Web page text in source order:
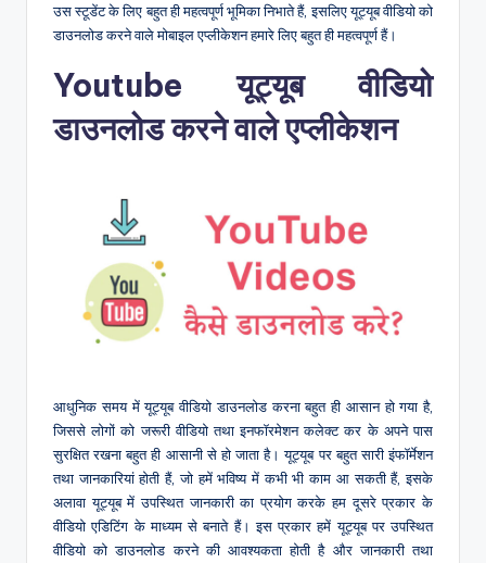
उस स्टूडेंट के लिए बहुत ही महत्वपूर्ण भूमिका निभाते हैं, इसलिए यूट्यूब वीडियो को
डाउनलोड करने वाले मोबाइल एप्लीकेशन हमारे लिए बहुत ही महत्वपूर्ण हैं।
Youtube यूट्यूब वीडियो
डाउनलोड करने वाले एप्लीकेशन
आधुनिक समय में यूट्यूब वीडियो डाउनलोड करना बहुत ही आसान हो गया है,
जिससे लोगों को जरूरी वीडियो तथा इनफॉरमेशन कलेक्ट कर के अपने पास
सुरक्षित रखना बहुत ही आसानी से हो जाता है। यूट्यूब पर बहुत सारी इंफॉर्मेशन
तथा जानकारियां होती हैं, जो हमें भविष्य में कभी भी काम आ सकती हैं, इसके
अलावा यूट्यूब में उपस्थित जानकारी का प्रयोग करके हम दूसरे प्रकार के
वीडियो एडिटिंग के माध्यम से बनाते हैं। इस प्रकार हमें यूट्यूब पर उपस्थित
वीडियो को डाउनलोड करने की आवश्यकता होती है और जानकारी तथा